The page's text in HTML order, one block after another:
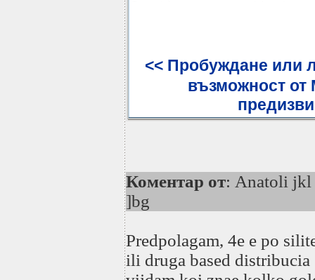
<< Пробуждане или
възможност от
Коментар от: Anatoli jkl
]bg
Predpolagam, 4e e po
ili druga based distribucia